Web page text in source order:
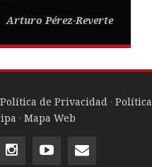
Arturo Pérez-Reverte
Política de Privacidad · Política
· Mapa Web